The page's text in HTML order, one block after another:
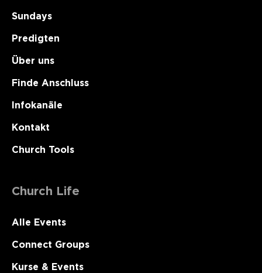
Sundays
Predigten
Über uns
Finde Anschluss
Infokanäle
Kontakt
Church Tools
Church Life
Alle Events
Connect Groups
Kurse & Events